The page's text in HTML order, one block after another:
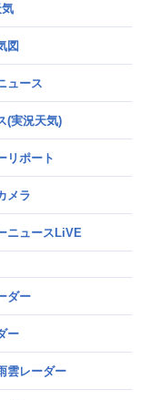
図
ュース
(実況天気)
リポート
メラ
ニュースLiVE
ダー
ー
雲レーダー